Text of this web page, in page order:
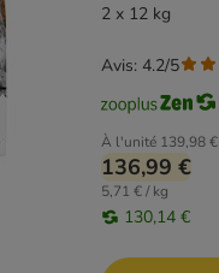
2 x 12 kg
À l'unité 139,98 €
136,99 €
5,71 € / kg
130,14 €
Avis: 4.2/5